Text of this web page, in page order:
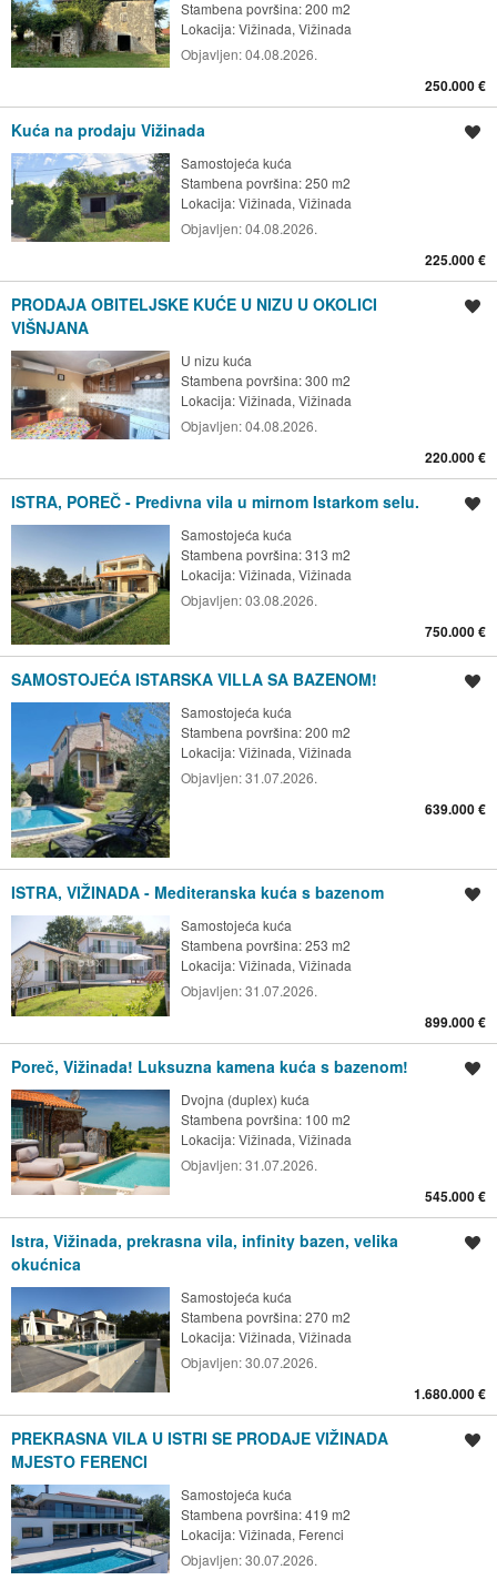
Stambena površina: 200 m2
Lokacija:Vižinada, Vižinada
Objavljen:04.08.2026.
250.000 €
Kuća na prodaju Vižinada
Samostojeća kuća
Stambena površina: 250 m2
Lokacija:Vižinada, Vižinada
Objavljen:04.08.2026.
225.000 €
PRODAJA OBITELJSKE KUĆE U NIZU U OKOLICI
VIŠNJANA
U nizu kuća
Stambena površina: 300 m2
Lokacija:Vižinada, Vižinada
Objavljen:04.08.2026.
220.000 €
ISTRA, POREČ - Predivna vila u mirnom Istarkom selu.
Samostojeća kuća
Stambena površina: 313 m2
Lokacija:Vižinada, Vižinada
Objavljen:03.08.2026.
750.000 €
SAMOSTOJEĆA ISTARSKA VILLA SA BAZENOM!
Samostojeća kuća
Stambena površina: 200 m2
Lokacija:Vižinada, Vižinada
Objavljen:31.07.2026.
639.000 €
ISTRA, VIŽINADA - Mediteranska kuća s bazenom
Samostojeća kuća
Stambena površina: 253 m2
Lokacija:Vižinada, Vižinada
Objavljen:31.07.2026.
899.000 €
Poreč, Vižinada! Luksuzna kamena kuća s bazenom!
Dvojna (duplex) kuća
Stambena površina: 100 m2
Lokacija:Vižinada, Vižinada
Objavljen:31.07.2026.
545.000 €
Istra, Vižinada, prekrasna vila, infinity bazen, velika
okućnica
Samostojeća kuća
Stambena površina: 270 m2
Lokacija:Vižinada, Vižinada
Objavljen:30.07.2026.
1.680.000 €
PREKRASNA VILA U ISTRI SE PRODAJE VIŽINADA
MJESTO FERENCI
Samostojeća kuća
Stambena površina: 419 m2
Lokacija:Vižinada, Ferenci
Objavljen:30.07.2026.